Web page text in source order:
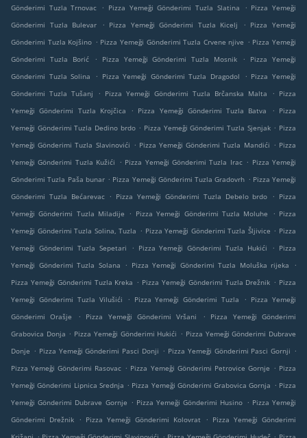
Gönderimi Tuzla Trnovac
. Pizza Yemeği Gönderimi Tuzla Slatina . Pizza Yemeği
Gönderimi Tuzla Bulevar
. Pizza Yemeği Gönderimi Tuzla Kicelj . Pizza Yemeği
Gönderimi Tuzla Kojšino . Pizza Yemeği Gönderimi Tuzla Crvene njive . Pizza Yemeği
Gönderimi Tuzla Borić
. Pizza Yemeği Gönderimi Tuzla Mosnik .
Pizza Yemeği
Gönderimi Tuzla Solina
. Pizza Yemeği Gönderimi Tuzla Dragodol . Pizza Yemeği
Gönderimi Tuzla Tušanj
. Pizza Yemeği Gönderimi Tuzla Brčanska Malta . Pizza
Yemeği Gönderimi Tuzla Krojčica
. Pizza Yemeği Gönderimi Tuzla Batva . Pizza
Yemeği Gönderimi Tuzla Dedino brdo . Pizza Yemeği Gönderimi Tuzla Sjenjak . Pizza
Yemeği Gönderimi Tuzla Slavinovići . Pizza Yemeği Gönderimi Tuzla Mandići . Pizza
Yemeği Gönderimi Tuzla Kužići
. Pizza Yemeği Gönderimi Tuzla Irac . Pizza Yemeği
Gönderimi Tuzla Paša bunar . Pizza Yemeği Gönderimi Tuzla Gradovrh . Pizza Yemeği
Gönderimi Tuzla Bećarevac . Pizza Yemeği Gönderimi Tuzla Debelo brdo . Pizza
Yemeği Gönderimi Tuzla Miladije
. Pizza Yemeği Gönderimi Tuzla Moluhe . Pizza
Yemeği Gönderimi Tuzla Solina, Tuzla . Pizza Yemeği Gönderimi Tuzla Šljivice . Pizza
Yemeği Gönderimi Tuzla Sepetari
. Pizza Yemeği Gönderimi Tuzla Hukići . Pizza
Yemeği Gönderimi Tuzla Solana
. Pizza Yemeği Gönderimi Tuzla Moluška rijeka
.
Pizza Yemeği Gönderimi Tuzla Kreka . Pizza Yemeği Gönderimi Tuzla Drežnik . Pizza
Yemeği Gönderimi Tuzla Vilušići
. Pizza Yemeği Gönderimi Tuzla . Pizza Yemeği
Gönderimi Orašje
. Pizza Yemeği Gönderimi Vršani .
Pizza Yemeği Gönderimi
Grabovica Donja . Pizza Yemeği Gönderimi Hukići . Pizza Yemeği Gönderimi Dubrave
Donje . Pizza Yemeği Gönderimi Pasci Donji . Pizza Yemeği Gönderimi Pasci Gornji .
Pizza Yemeği Gönderimi Rasovac . Pizza Yemeği Gönderimi Petrovice Gornje . Pizza
Yemeği Gönderimi Lipnica Srednja . Pizza Yemeği Gönderimi Grabovica Gornja . Pizza
Yemeği Gönderimi Dubrave Gornje . Pizza Yemeği Gönderimi Husino . Pizza Yemeği
Gönderimi Drežnik
. Pizza Yemeği Gönderimi Kolovrat . Pizza Yemeği Gönderimi
. . .